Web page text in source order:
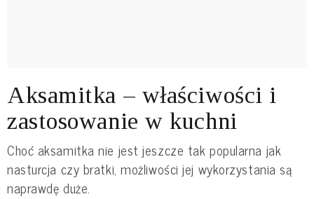
Aksamitka – właściwości i
zastosowanie w kuchni
Choć aksamitka nie jest jeszcze tak popularna jak
nasturcja czy bratki, możliwości jej wykorzystania są
naprawdę duże.